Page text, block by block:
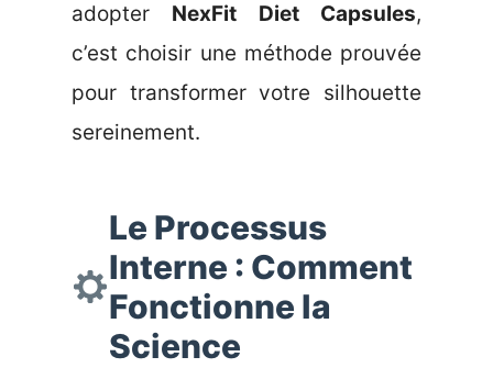
adopter NexFit Diet Capsules,
c’est choisir une méthode prouvée
pour transformer votre silhouette
sereinement.
Le Processus
Interne : Comment
Fonctionne la
Science